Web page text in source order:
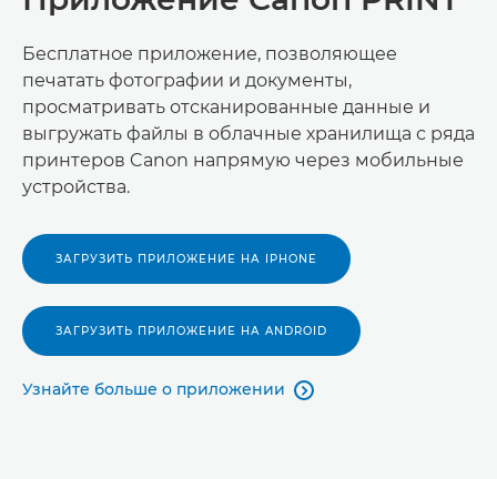
Бесплатное приложение, позволяющее
печатать фотографии и документы,
просматривать отсканированные данные и
выгружать файлы в облачные хранилища с ряда
принтеров Canon напрямую через мобильные
устройства.
ЗАГРУЗИТЬ ПРИЛОЖЕНИЕ НА IPHONE
ЗАГРУЗИТЬ ПРИЛОЖЕНИЕ НА ANDROID
Узнайте больше о приложении 